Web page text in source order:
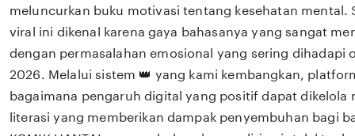
meluncurkan buku motivasi tentang kesehatan mental.
viral ini dikenal karena gaya bahasanya yang sangat
dengan permasalahan emosional yang sering dihadapi
2026. Melalui sistem 👑 yang kami kembangkan,
bagaimana pengaruh digital yang positif dapat dikelola
literasi yang memberikan dampak penyembuhan bagi